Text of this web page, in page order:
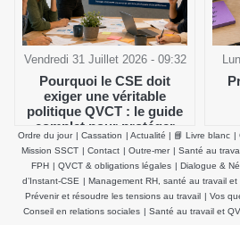
Vendredi 31 Juillet 2026 - 09:32
Pourquoi le CSE doit
exiger une véritable
politique QVCT : le guide
complet pour protéger
durablement la santé
physique et mentale des
salariés
Ordre du jour | Cassation | Actualité | 📘 Livre blanc |
Mission SSCT | Contact | Outre-mer | Santé au
FPH | QVCT & obligations légales | Dialogue &
d’Instant-CSE | Management RH, santé au travail et
Prévenir et résoudre les tensions au travail | Vos
Conseil en relations sociales | Santé au travail et